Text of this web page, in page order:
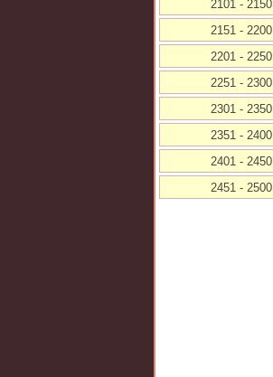
2101 - 2150
2151 - 2200
2201 - 2250
2251 - 2300
2301 - 2350
2351 - 2400
2401 - 2450
2451 - 2500